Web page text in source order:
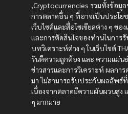
,Cryptocurrencies รวมทั้งข้อมู
การตลาดอื่น ๆ ที่อาจเป็นประโย
เว็บไซต์และสื่อโซเซียลต่าง ๆ ขอ
และการตัดสินใจของท่านในการ
บทวิเคราะห์ต่าง ๆ ในเว็บไซต์
รันตีความถูกต้อง และ ความแม่น
ข่าวสารและการวิเคราะห์ ผลกา
มา ไม่สามารถรับประกันผลลัพธ์
เนื่องจากตลาดมีความผันผวนสูง
ๆ มากมาย